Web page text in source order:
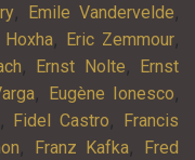
, Emile Vandervelde,
Hoxha, Eric Zemmour,
, Ernst Nolte,
Ernst
, Eugène Ionesco,
, Fidel Castro,
Francis
, Franz Kafka,
Fred